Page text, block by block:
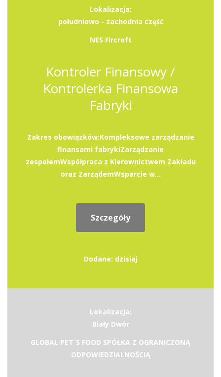
Lokalizacja:
południowo - zachodnia część
NES Fircroft
Kontroler Finansowy /
Kontrolerka Finansowa
Fabryki
Zakres obowiązków:Kompleksowe zarządzanie
finansami fabrykiZarządzanie
zespołemWspółpraca z Kierownictwem Zakładu
oraz ZarządemWsparcie w...
Szczegóły
Dodane: dzisiaj
Lokalizacja:
Biały Dwór
GLOBAL PET`S FOOD SPÓŁKA Z OGRANICZONĄ
ODPOWIEDZIALNOŚCIĄ